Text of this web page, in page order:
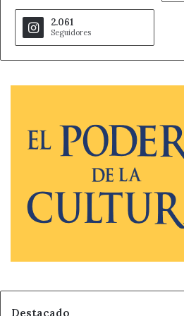
Formación Profesional en
los matriculados en el curso 2019-
Respecto a la decisión de incluir
millones de euros a las arcas
financiación alguna del Estado.
desgracia, ya estamos
Finalmente, la titular de
con nuevos currículos de artes
implantación de nuevas
2.061
Seguidores
Destacado